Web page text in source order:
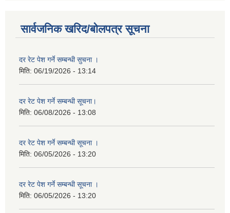
सार्वजनिक खरिद/बोलपत्र सूचना
दर रेट पेश गर्ने सम्बन्धी सुचना ।
मिति: 06/19/2026 - 13:14
दर रेट पेश गर्ने सम्बन्धी सूचना।
मिति: 06/08/2026 - 13:08
दर रेट पेश गर्ने सम्बन्धी सूचना ।
मिति: 06/05/2026 - 13:20
दर रेट पेश गर्ने सम्बन्धी सूचना ।
मिति: 06/05/2026 - 13:20